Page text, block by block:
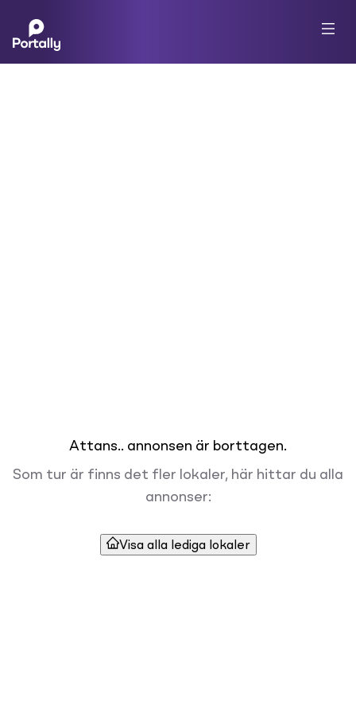
Attans.. annonsen är borttagen.
Som tur är finns det fler lokaler, här hittar du alla
annonser:
Visa alla lediga lokaler